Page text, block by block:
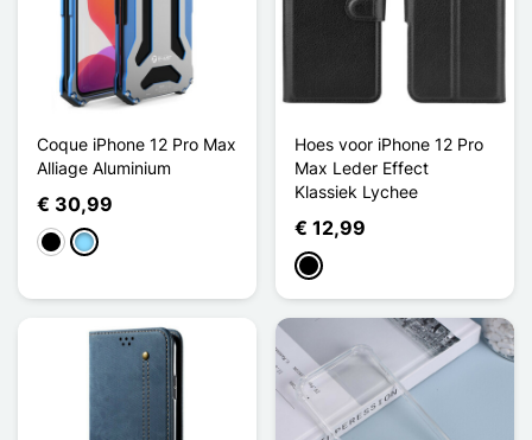
Coque iPhone 12 Pro Max
Alliage Aluminium
€ 30,99
ZwartLicht Blauw
Hoes voor iPhone 12 Pro
Max Leder Effect
Klassiek Lychee
€ 12,99
Zwart